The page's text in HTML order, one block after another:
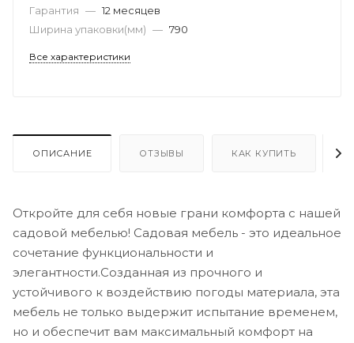
Гарантия — 12 месяцев
Ширина упаковки(мм) — 790
Все характеристики
ОПИСАНИЕ ОТЗЫВЫ КАК КУПИТЬ
Откройте для себя новые грани комфорта с нашей
садовой мебелью! Садовая мебель - это идеальное
сочетание функциональности и
элегантности.Созданная из прочного и
устойчивого к воздействию погоды материала, эта
мебель не только выдержит испытание временем,
но и обеспечит вам максимальный комфорт на